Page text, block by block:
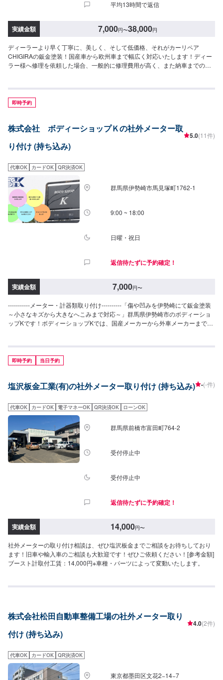
平均13時間で返信
実績金額 7,000円〜38,000円
ディーラーより早く丁寧に、美しく、そして低価格、それがカーリペア
CHIGIRAの鈑金塗装！国産車から欧州車まで幅広く対応いたします！ディー
ラー様へ修理を依頼した場合、一般的に修理費用が高く、また納車までの時
理を部品交換で対応してしまうから。私たちなら自社工場で即施工し、でき
るだけ部品交換をせず、修理対応いたします。私達は鈑金塗装のプロフェッ
ショナルです。大切なお車はぜひ、カーリペアCHIGIRAにおまかせくださ
【2】お見積り【3】お見積りにご納得いただければ作業開始【4】仕上がり
次第納車□納期について□通常3〜5日程度で納車いたします。車種や状態によ
り納期が前後する場合がございます。予め、ご了承ください。□代車について
ります。予め、ご了承ください。□パーツ持ち込みについて□パーツの持ち込
み可能です。オファーの際に持ち込みパーツの詳細をご入力ください。【定
休日・営業時間】定休日：祝日営業時間：9:00~19:00
即時予約
株式会社 ボディーショップＫの社外メーター取
り付け (持ち込み)
5.0(11件)
代車OK カードOK QR決済OK
群馬県伊勢崎市馬見塚町1762‐1
9:00 ~ 18:00
日曜・祝日
返信待たずに予約確定！
実績金額 7,000円〜
-----------メーター・計器類取り付け----------「傷や凹みを伊勢崎にて鈑金塗装
～小さなキズから大きなへこみまで対応～」群馬県伊勢崎市のボディーショ
ップKです！ボディーショップKでは、国産メーカーから外車メーカーまで
装の色あせや剥げなどお客様の大切な愛車をプロの技でお直しいたします。
お困りのことがございましたらなんでもご相談ください！鈑金塗装のプロフ
ェッショナルがお車の状態をしっかりと判断し、適切な修理の方法をご提案
す！全員業界歴20年以上の大ベテランの作業員です。お客様の愛車をご安心
てお問い合わせ【2】お見積り【3】お見積りにご納得いただければ作業開始
【4】仕上がり次第納車-----------パーツ持ち込みについて-----------パーツの持
ち込み可能です。オファーにて詳細をお願い致します。【定休日・営業時
間】定休日：日曜日、祝日営業時間：8:30~17:30
即時予約 当日予約
塩沢板金工業(有)の社外メーター取り付け (持ち込み) -(-件)
代車OK カードOK 電子マネーOK QR決済OK ローンOK
群馬県前橋市富田町764-2
受付停止中
受付停止中
返信待たずに予約確定！
実績金額 14,000円〜
社外メーターの取り付け相談は、ぜひ塩沢板金までご相談をお待ちしており
ます！旧車や輸入車のご相談も大歓迎です！ぜひご依頼ください！[参考金額]
ブースト計取付工賃：14,000円※車種・パーツによって変動いたします。
株式会社松田自動車整備工場の社外メーター取り
付け (持ち込み)
4.0(2件)
代車OK カードOK QR決済OK
東京都墨田区文花2−14−7